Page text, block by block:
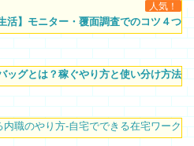
人気！
活】モニター・覆面調査でのコツ４つ
ッグとは？稼ぐやり方と使い分け方法
内職のやり方-自宅でできる在宅ワーク